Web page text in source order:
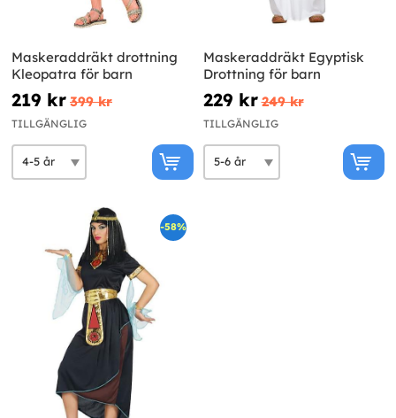
Maskeraddräkt drottning
Kleopatra för barn
219 kr 399 kr
TILLGÄNGLIG
Maskeraddräkt Egyptisk
Drottning för barn
229 kr 249 kr
TILLGÄNGLIG
-58%